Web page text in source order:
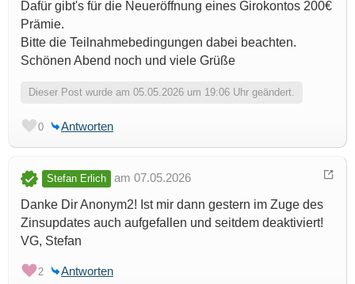
Dafür gibt's für die Neueröffnung eines Girokontos 200€
Prämie.
Bitte die Teilnahmebedingungen dabei beachten.
Schönen Abend noch und viele Grüße
Dieser Post wurde am 05.05.2026 um 19:06 Uhr geändert.
0 Antworten
Stefan Erlich
am 07.05.2026
Danke Dir Anonym2! Ist mir dann gestern im Zuge des
Zinsupdates auch aufgefallen und seitdem deaktiviert!
VG, Stefan
2 Antworten